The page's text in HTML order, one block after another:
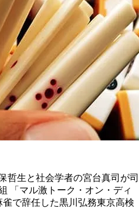
生と社会学者の宮台真司が司
「マル激トーク・オン・ディ
で辞任した黒川弘務東京高検